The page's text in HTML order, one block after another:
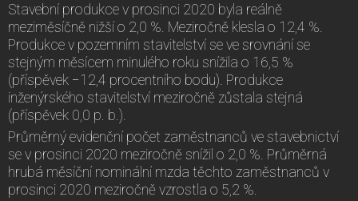
Stavební produkce v prosinci 2020 byla reálně
meziměsíčně nižší o 2,0 %. Meziročně klesla o 12,4 %.
Produkce v pozemním stavitelství se ve srovnání se
stejným měsícem minulého roku snížila o 16,5 %
(příspěvek −12,4 procentního bodu). Produkce
inženýrského stavitelství meziročně zůstala stejná
(příspěvek 0,0 p. b.).
Průměrný evidenční počet zaměstnanců ve stavebnictví
se v prosinci 2020 meziročně snížil o 2,0 %. Průměrná
hrubá měsíční nominální mzda těchto zaměstnanců v
prosinci 2020 meziročně vzrostla o 5,2 %.